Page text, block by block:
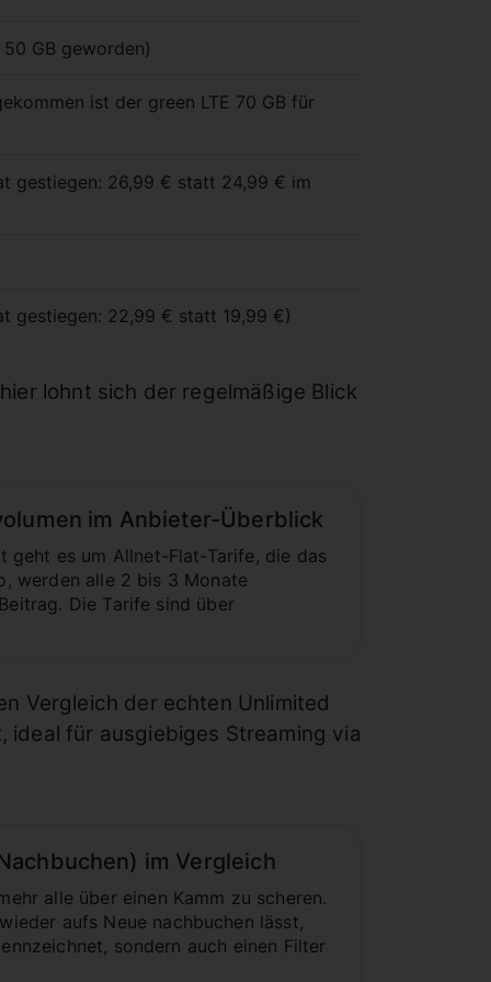
GB geworden)
ist der green LTE 70 GB für
gestiegen: 26,99 € statt 24,99 € im
gestiegen: 22,99 € statt 19,99 €)
lohnt sich der regelmäßige Blick
im Anbieter-Überblick
es um Allnet-Flat-Tarife, die das
werden alle 2 bis 3 Monate
Die Tarife sind über
Vergleich der echten Unlimited
ideal für ausgiebiges Streaming via
im Vergleich
alle über einen Kamm zu scheren.
aufs Neue nachbuchen lässt,
sondern auch einen Filter